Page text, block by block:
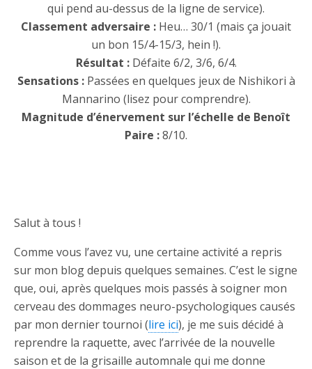
qui pend au-dessus de la ligne de service).
Classement adversaire : Heu… 30/1 (mais ça jouait
un bon 15/4-15/3, hein !).
Résultat :Défaite 6/2, 3/6, 6/4.
Sensations :Passées en quelques jeux de Nishikori à
Mannarino (lisez pour comprendre).
Magnitude d’énervement sur l’échelle de Benoît
Paire :8/10.
Salut à tous !
Comme vous l’avez vu, une certaine activité a repris
sur mon blog depuis quelques semaines. C’est le signe
que, oui, après quelques mois passés à soigner mon
cerveau des dommages neuro-psychologiques causés
par mon dernier tournoi (lire ici), je me suis décidé à
reprendre la raquette, avec l’arrivée de la nouvelle
saison et de la grisaille automnale qui me donne